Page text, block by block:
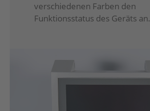
verschiedenen Farben den
Funktionsstatus des Geräts an.